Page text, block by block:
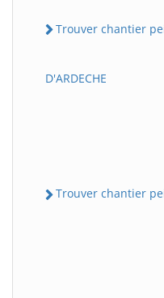
Trouver chantier
D'ARDECHE
Trouver chantier